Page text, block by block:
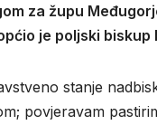
za župu
je poljski biskup
stanje
povjeravam